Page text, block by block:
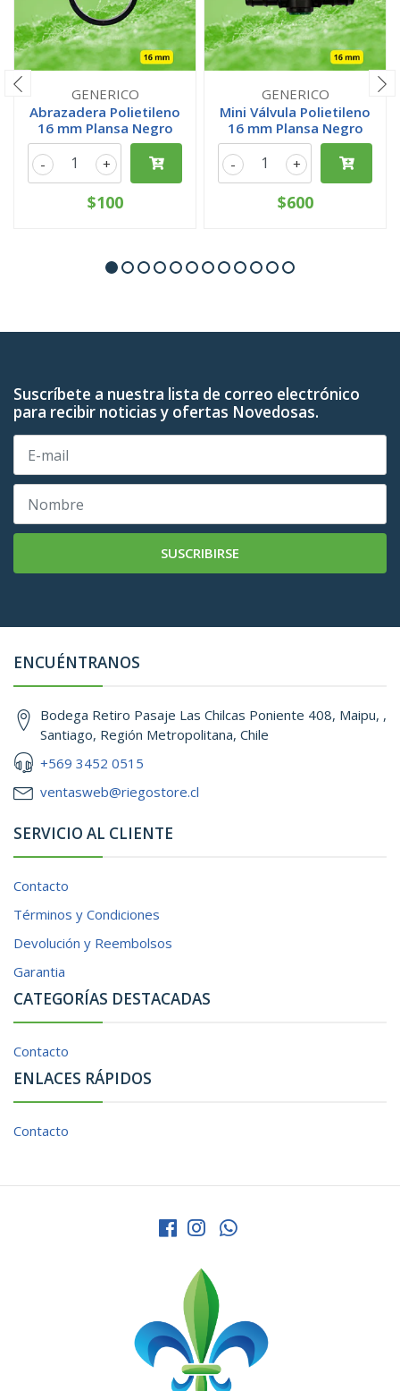
GENERICO
Abrazadera Polietileno
16 mm Plansa Negro
+
-
$100
GENERICO
Mini Válvula Polietileno
16 mm Plansa Negro
+
-
$600
Suscríbete a nuestra lista de correo electrónico
para recibir noticias y ofertas Novedosas.
SUSCRIBIRSE
ENCUÉNTRANOS
Bodega Retiro Pasaje Las Chilcas Poniente 408, Maipu, ,
Santiago, Región Metropolitana, Chile
+569 3452 0515
ventasweb@riegostore.cl
SERVICIO AL CLIENTE
Contacto
Términos y Condiciones
Devolución y Reembolsos
Garantia
CATEGORÍAS DESTACADAS
Contacto
ENLACES RÁPIDOS
Contacto